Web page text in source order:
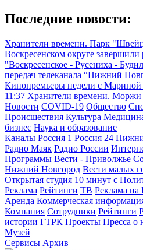
Последние новости:
Хранители времени. Парк
Воскресенском округе завершили
"Воскресенское - Русениха -
передач телеканала “Нижний
Кинопремьеры недели с Мариной
11:37 Хранители времени. Моржи
Новости COVID-19 Общество
Происшествия Культура
бизнес Наука и образование
Каналы Россия 1 Россия 24
Радио Маяк Радио России
Программы Вести - Приволжье
Нижний Новгород Вести малых
Открытая студия 10 минут с
Реклама Рейтинги ТВ Реклама на
Аренда Коммерческая
Компания Сотрудники Рейтинги
истории ГТРК Проекты Пресса о
Музей
Сервисы Архив